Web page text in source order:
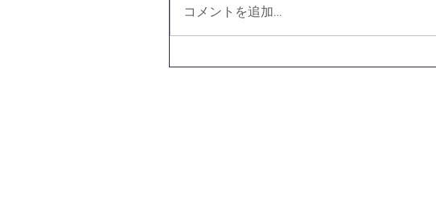
コメントを追加…